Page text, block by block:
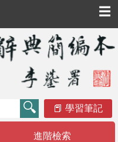
☰
學習筆記
進階檢索